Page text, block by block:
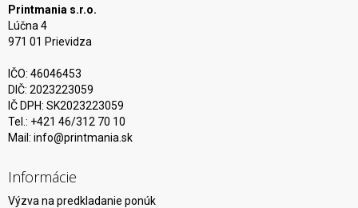
Printmania s.r.o.
Lúčna 4
971 01 Prievidza
IČO: 46046453
DIČ: 2023223059
IČ DPH: SK2023223059
Tel.: +421 46/312 70 10
Mail: info@printmania.sk
Informácie
Výzva na predkladanie ponúk